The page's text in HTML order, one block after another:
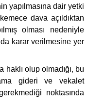
yapılmasına dair yetki
dava açıldıktan
olması nedeniyle
karar verilmesine yer
haklı olup olmadığı, bu
gideri ve vekalet
noktasında